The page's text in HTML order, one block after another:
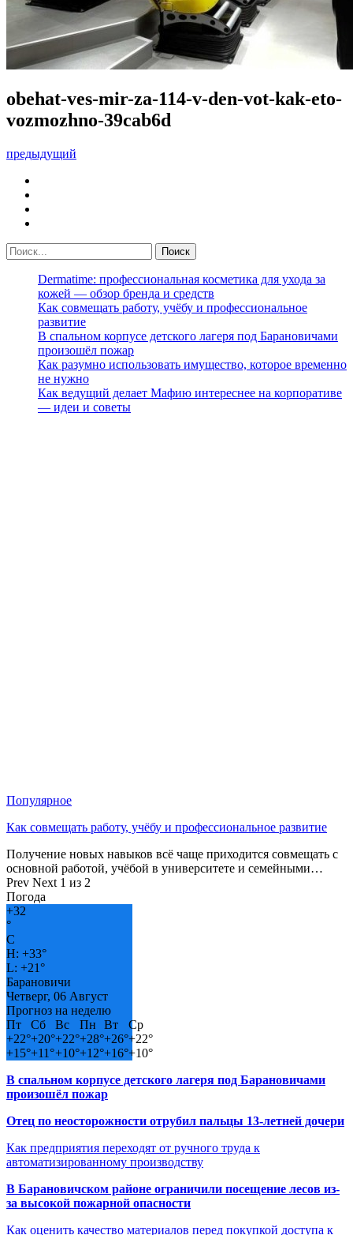
obehat-ves-mir-za-114-v-den-vot-kak-eto-
vozmozhno-39cab6d
предыдущий
Dermatime: профессиональная косметика для ухода за
кожей — обзор бренда и средств
Как совмещать работу, учёбу и профессиональное
развитие
В спальном корпусе детского лагеря под Барановичами
произошёл пожар
Как разумно использовать имущество, которое временно
не нужно
Как ведущий делает Мафию интереснее на корпоративе
— идеи и советы
Популярное
Как совмещать работу, учёбу и профессиональное развитие
Получение новых навыков всё чаще приходится совмещать с
основной работой, учёбой в университете и семейными…
Prev Next 1 из 2
Погода
+32
°
C
H: +33°
L: +21°
Барановичи
Четверг, 06 Август
Прогноз на неделю
Пт
Сб Вс Пн Вт
Ср
+22°+20°+22°+28°+26°+22°
+15°+11°+10°+12°+16°+10°
В спальном корпусе детского лагеря под Барановичами
произошёл пожар
Отец по неосторожности отрубил пальцы 13-летней дочери
Как предприятия переходят от ручного труда к
автоматизированному производству
В Барановичском районе ограничили посещение лесов из-
за высокой пожарной опасности
Как оценить качество материалов перед покупкой доступа к